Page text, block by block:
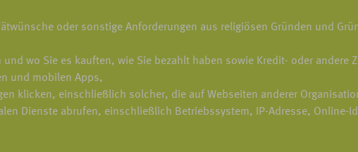
oder sonstige Anforderungen aus religiösen Gründen und
wo Sie es kauften, wie Sie bezahlt haben sowie Kredit- oder andere
und mobilen Apps,
klicken, einschließlich solcher, die auf Webseiten anderer
Dienste abrufen, einschließlich Betriebssystem, IP-Adresse, Online-